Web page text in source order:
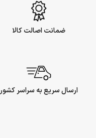
ضمانت اصالت کالا
ارسال سریع به سراسر کشور